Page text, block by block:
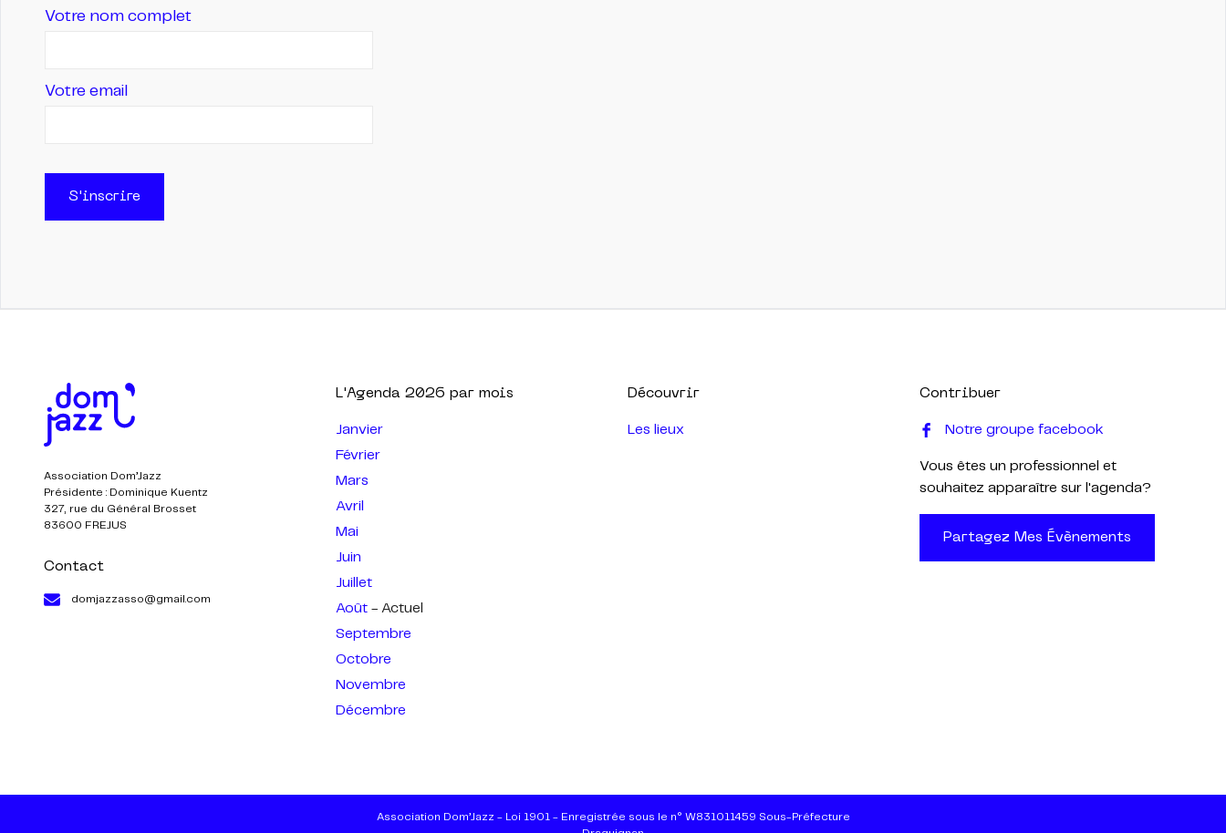
Votre nom complet
Votre email
S'inscrire
Association Dom’Jazz
Présidente : Dominique Kuentz
327, rue du Général Brosset
83600 FREJUS
Contact
domjazzasso@gmail.com
L'Agenda 2026 par mois
Janvier
Février
Mars
Avril
Mai
Juin
Juillet
Août - Actuel
Septembre
Octobre
Novembre
Décembre
Découvrir
Les lieux
Contribuer
Notre groupe facebook
Vous êtes un professionnel et
souhaitez apparaître sur l'agenda?
Partagez Mes Évènements
Association Dom’Jazz - Loi 1901 - Enregistrée sous le n° W831011459 Sous-Préfecture